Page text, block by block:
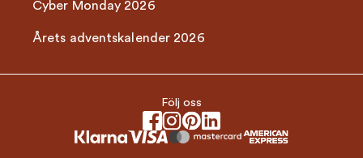
Cyber Monday 2026
Årets adventskalender 2026
Följ oss